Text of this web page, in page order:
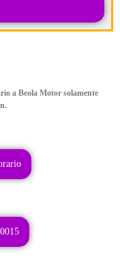
a Beola Motor solamente